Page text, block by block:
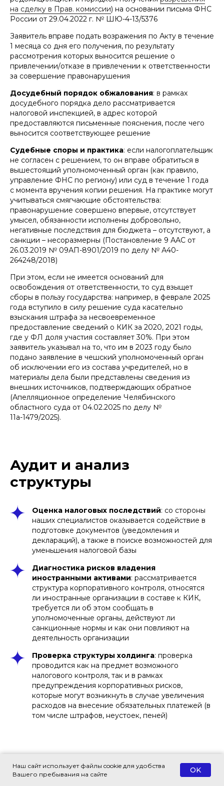
на сделку в Прав. комиссии) на основании письма ФНС
России от 29.04.2022 г. № ШЮ-4-13/5376
Заявитель вправе подать возражения по Акту в течение
1 месяца со дня его получения, по результату
рассмотрения которых выносится решение о
привлечении/отказе в привлечении к ответственности
за совершение правонарушения
Досудебный порядок обжалования: в рамках
досудебного порядка дело рассматривается
налоговой инспекцией, в адрес которой
предоставляются письменные пояснения, после чего
выносится соответствующее решение
Судебные споры и практика: если налогоплательщик
не согласен с решением, то он вправе обратиться в
вышестоящий уполномоченный орган (как правило,
управление ФНС по региону) или суд в течение 1 года
с момента вручения копии решения. На практике могут
учитываться смягчающие обстоятельства:
правонарушение совершено впервые, отсутствует
умысел, обязанности исполнены добровольно,
негативные последствия для бюджета – отсутствуют, а
санкции – несоразмерны (Постановление 9 ААС от
26.03.2019 № 09АП-8901/2019 по делу № А40-
264248/2018)
При этом, если не имеется оснований для
освобождения от ответственности, то суд взыщет
сборы в пользу государства: например, в феврале 2025
года вступило в силу решение суда касательно
взыскания штрафа за несвоевременное
предоставление сведений о КИК за 2020, 2021 годы,
где у ФЛ доля участия составляет 30%. При этом
заявитель указывал на то, что им в 2023 году было
подано заявление в чешский уполномоченный орган
об исключении его из состава учредителей, но в
материалы дела были представлены сведения из
внешних источников, подтверждающих обратное
(Апелляционное определение Челябинского
областного суда от 04.02.2025 по делу №
11а-1479/2025).
Аудит и анализ
структуры
Оценка налоговых последствий: со стороны
наших специалистов оказывается содействие в
подготовке документов (уведомления и
деклараций), а также в поиске возможностей для
уменьшения налоговой базы
Диагностика рисков владения
иностранными активами: рассматривается
структура корпоративного контроля, относятся
ли иностранные организации в составе к КИК,
требуется ли об этом сообщать в
уполномоченные органы, действуют ли
санкционные нормы и как они повлияют на
деятельность организации
Проверка структуры холдинга: проверка
проводится как на предмет возможного
налогового контроля, так и в рамках
предупреждения корпоративных рисков,
которые могут возникнуть в случае увеличения
расходов на внесение обязательных платежей (в
том числе штрафов, неустоек, пеней)
Оптимизация структуры
Нажимая кнопку «Подписаться на рассылку», вы
персональных данных
Наш сайт использует файлы cookie для удобства
Вашего пребывания на сайте
OK